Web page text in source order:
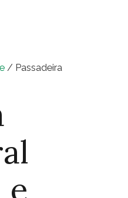
/ Passadeira
e